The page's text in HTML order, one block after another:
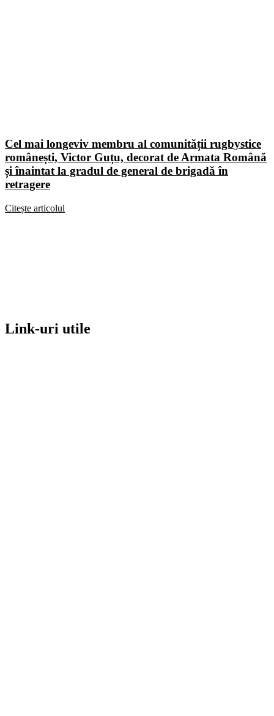
Cel mai longeviv membru al comunității rugbystice
românești, Victor Guțu, decorat de Armata Română
și înaintat la gradul de general de brigadă în
retragere
Citește articolul
Link-uri utile